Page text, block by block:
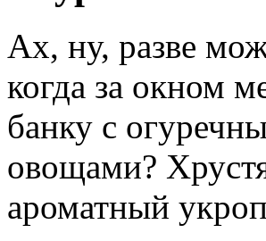
Ах, ну, разве
когда за окном
банку с
овощами?
ароматный укроп